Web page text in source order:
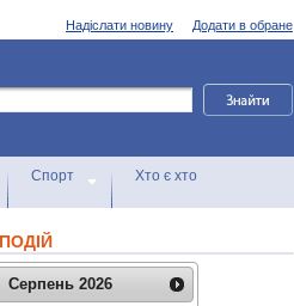
Додати в обране
Надіслати новину
Спорт Хто є хто
Серпень 2026